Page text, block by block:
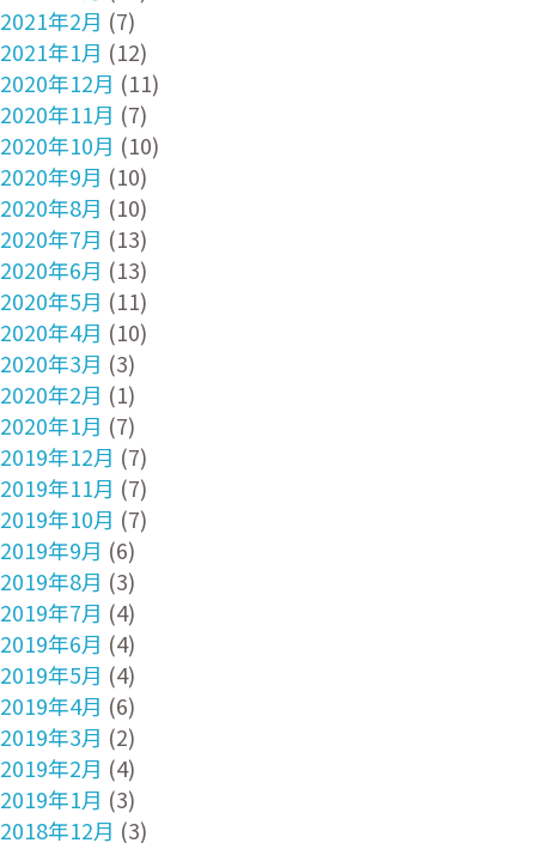
2021年2月 (7)
2021年1月 (12)
2020年12月 (11)
2020年11月 (7)
2020年10月 (10)
2020年9月 (10)
2020年8月 (10)
2020年7月 (13)
2020年6月 (13)
2020年5月 (11)
2020年4月 (10)
2020年3月 (3)
2020年2月 (1)
2020年1月 (7)
2019年12月 (7)
2019年11月 (7)
2019年10月 (7)
2019年9月 (6)
2019年8月 (3)
2019年7月 (4)
2019年6月 (4)
2019年5月 (4)
2019年4月 (6)
2019年3月 (2)
2019年2月 (4)
2019年1月 (3)
2018年12月 (3)